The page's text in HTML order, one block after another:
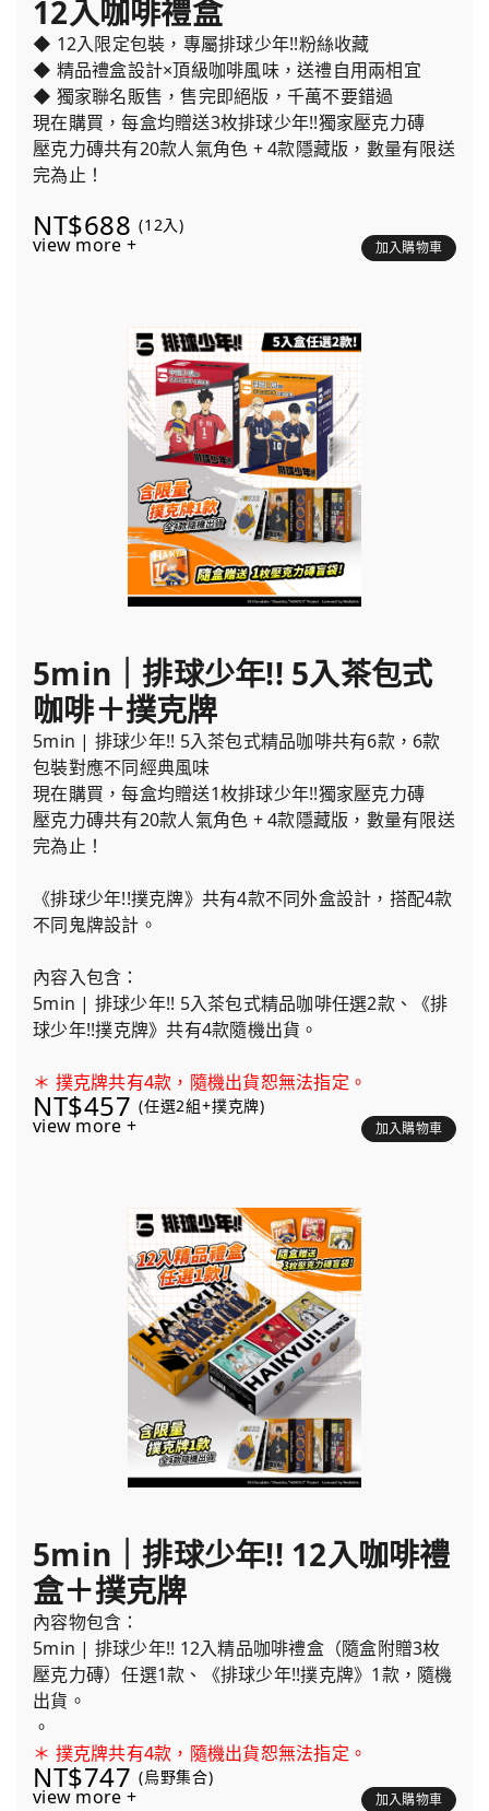
12入咖啡禮盒
◆ 12入限定包裝，專屬排球少年!!粉絲收藏
◆ 精品禮盒設計×頂級咖啡風味，送禮自用兩相宜
◆ 獨家聯名販售，售完即絕版，千萬不要錯過
現在購買，每盒均贈送3枚排球少年!!獨家壓克力磚
壓克力磚共有20款人氣角色 + 4款隱藏版，數量有限送
完為止！
NT$688 (12入)
view more + 加入購物車
5min｜排球少年!! 5入茶包式
咖啡＋撲克牌
5min | 排球少年!! 5入茶包式精品咖啡共有6款，6款
包裝對應不同經典風味
現在購買，每盒均贈送1枚排球少年!!獨家壓克力磚
壓克力磚共有20款人氣角色 + 4款隱藏版，數量有限送
完為止！
《排球少年!!撲克牌》共有4款不同外盒設計，搭配4款
不同鬼牌設計。
內容入包含：
5min | 排球少年!! 5入茶包式精品咖啡任選2款、《排
球少年!!撲克牌》共有4款隨機出貨。
＊ 撲克牌共有4款，隨機出貨恕無法指定。
NT$457 (任選2組+撲克牌)
view more + 加入購物車
5min｜排球少年!! 12入咖啡禮
盒＋撲克牌
內容物包含：
5min | 排球少年!! 12入精品咖啡禮盒（隨盒附贈3枚
壓克力磚）任選1款、《排球少年!!撲克牌》1款，隨機
出貨。
。
＊ 撲克牌共有4款，隨機出貨恕無法指定。
NT$747 (烏野集合)
view more + 加入購物車